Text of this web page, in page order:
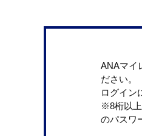
ANAマイ
ださい。
ログイン
※8桁以
のパスワ